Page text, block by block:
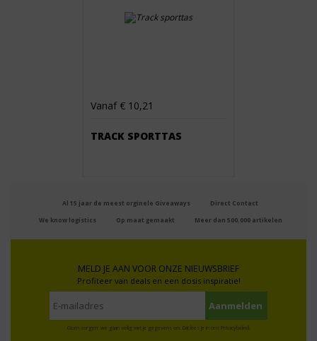
Vanaf € 10,21
TRACK SPORTTAS
Al 15 jaar de meest orginele Giveaways Direct Contact
We know logistics Op maat gemaakt Meer dan 500.000 artikelen
MELD JE AAN VOOR ONZE NIEUWSBRIEF
Profiteer van deals en een dosis inspiratie!
Geen zorgen: we gaan veilig met je gegevens om. Dat lees je in ons Privacybeleid.